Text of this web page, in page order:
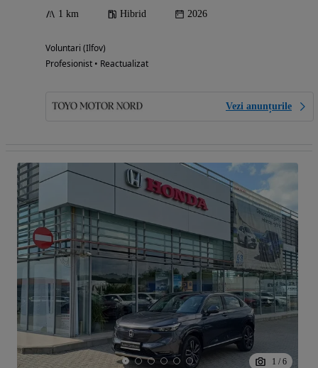
1 km Hibrid 2026
Voluntari (Ilfov)
Profesionist • Reactualizat
Vezi anunțurile
1 / 6